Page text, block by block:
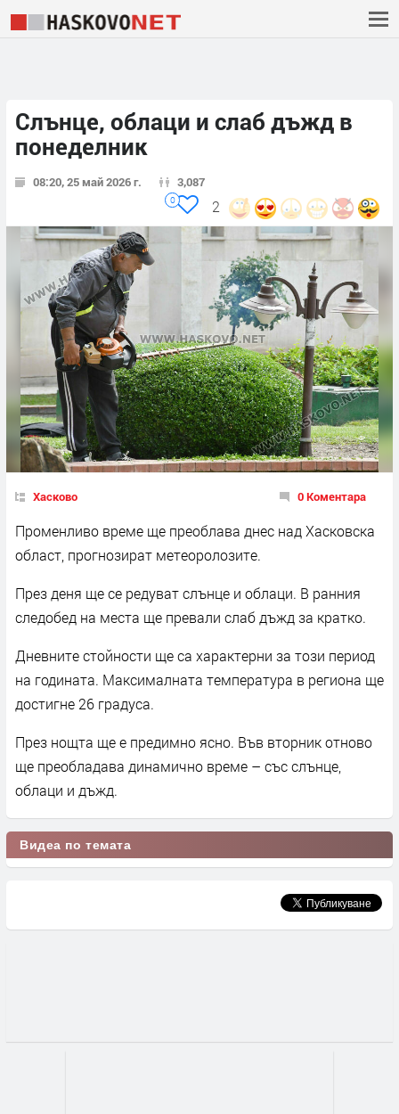
Слънце, облаци и слаб дъжд в
понеделник
08:20, 25 май 2026 г. 3,087
2
0
Хасково 0 Коментара
Променливо време ще преоблава днес над Хасковска
област, прогнозират метеоролозите.
През деня ще се редуват слънце и облаци. В ранния
следобед на места ще превали слаб дъжд за кратко.
Дневните стойности ще са характерни за този период
на годината. Максималната температура в региона ще
достигне 26 градуса.
През нощта ще е предимно ясно. Във вторник отново
ще преобладава динамично време – със слънце,
облаци и дъжд.
Видеа по темата